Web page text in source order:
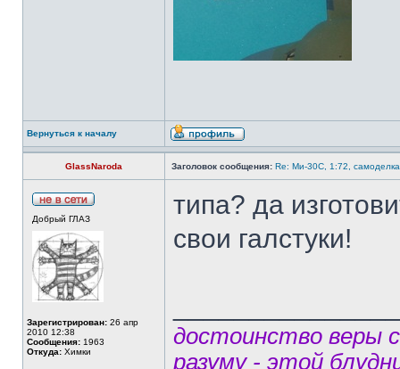
Вернуться к началу
GlassNaroda Заголовок сообщения: Re: Ми-30С, 1:72, самоделка
Добрый ГЛАЗ
Зарегистрирован: 26 апр
2010 12:38
Сообщения: 1963
Откуда: Химки
типа? да
свои галстуки!
достоинство веры
разуму - этой